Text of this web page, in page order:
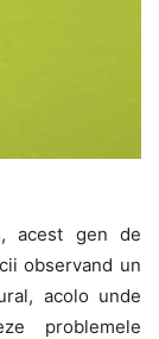
acest gen de
observand un
acolo unde
problemele